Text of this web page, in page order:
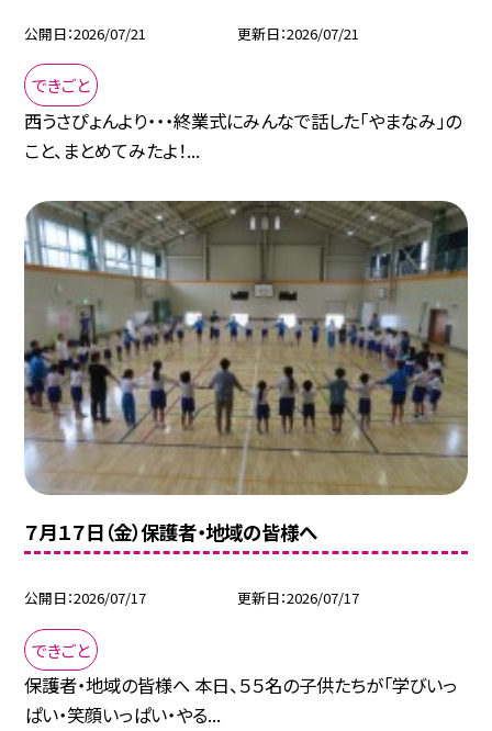
公開日 2026/07/21 更新日 2026/07/21
できごと
西うさぴょんより・・・終業式にみんなで話した「やまなみ」の
こと、まとめてみたよ！...
７月１７日（金）保護者・地域の皆様へ
公開日 2026/07/17 更新日 2026/07/17
できごと
保護者・地域の皆様へ 本日、５５名の子供たちが「学びいっ
ぱい・笑顔いっぱい・やる...